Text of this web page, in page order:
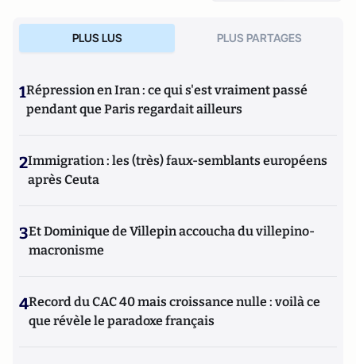
PLUS LUS PLUS PARTAGES
1Répression en Iran : ce qui s'est vraiment passé
pendant que Paris regardait ailleurs
2Immigration : les (très) faux-semblants européens
après Ceuta
3Et Dominique de Villepin accoucha du villepino-
macronisme
4Record du CAC 40 mais croissance nulle : voilà ce
que révèle le paradoxe français